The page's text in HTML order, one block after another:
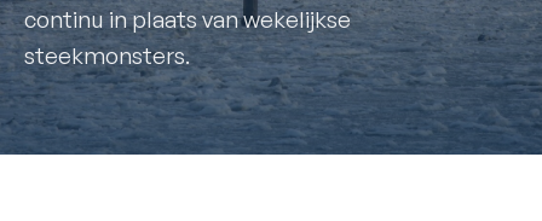
continu in plaats van wekelijkse
steekmonsters.